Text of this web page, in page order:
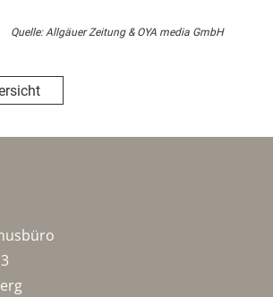
Quelle: Allgäuer Zeitung & OYA media GmbH